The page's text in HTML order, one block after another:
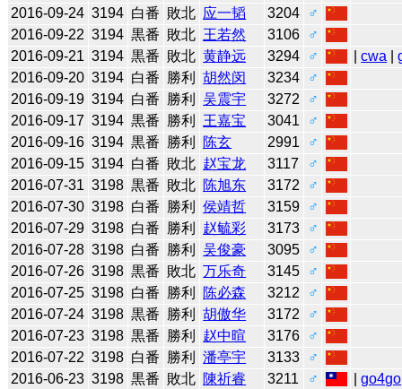
2016-09-24 3194 白番 敗北 应一韬 3204
♂
2016-09-22 3194 黒番 敗北 王若然 3106
♂
2016-09-21 3194 黒番 敗北 黄静远 3294 ♂ |cwa |
2016-09-20 3194 白番 勝利 胡然闵 3234
♂
2016-09-19 3194 白番 勝利 吴震宇 3272
♂
2016-09-17 3194 黒番 勝利 王嘉宝 3041
♂
2016-09-16 3194 黒番 勝利 陈玄 2991
♂
2016-09-15 3194 白番 敗北 赵宝龙 3117
♂
2016-07-31 3198 黒番 敗北 陈旭东 3172
♂
2016-07-30 3198 白番 勝利 侯靖哲 3159
♂
2016-07-29 3198 白番 勝利 赵毓彩 3173
♂
2016-07-28 3198 白番 勝利 吴俊豪 3095
♂
2016-07-26 3198 黒番 敗北 万乐奇 3145
♂
2016-07-25 3198 白番 勝利 陈必森 3212
♂
2016-07-24 3198 黒番 勝利 胡傲华 3172
♂
2016-07-23 3198 黒番 勝利 赵中暄 3176
♂
2016-07-22 3198 白番 勝利 潘亭宇 3133
♂
2016-06-23 3198 黒番 敗北 陳祈睿 3211 ♂ |go4go